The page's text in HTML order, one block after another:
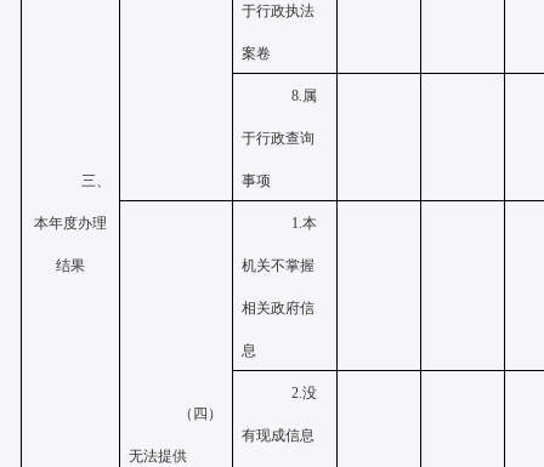
三、
本年度办理
结果
于行政执法
案卷
8.属
于行政查询
事项
（四）
无法提供
1.本
机关不掌握
相关政府信
息
2.没
有现成信息